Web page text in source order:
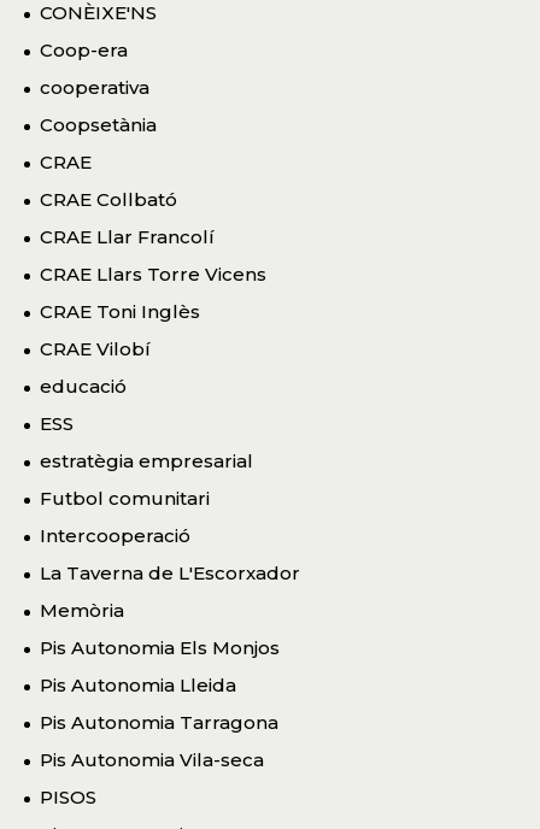
CONÈIXE'NS
Coop-era
cooperativa
Coopsetània
CRAE
CRAE Collbató
CRAE Llar Francolí
CRAE Llars Torre Vicens
CRAE Toni Inglès
CRAE Vilobí
educació
ESS
estratègia empresarial
Futbol comunitari
Intercooperació
La Taverna de L'Escorxador
Memòria
Pis Autonomia Els Monjos
Pis Autonomia Lleida
Pis Autonomia Tarragona
Pis Autonomia Vila-seca
PISOS